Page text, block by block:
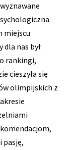
miejscu
nas był
rankingi,
cieszyła się
olimpijskich z
pasję,